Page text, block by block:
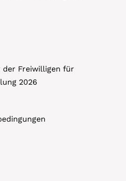
Freiwilligen für
2026